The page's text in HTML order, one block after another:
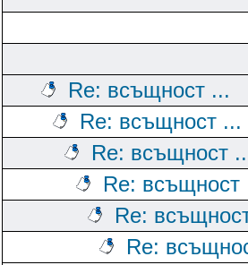
Re: всъщност ...
Re: всъщност ...
Re: всъщност
Re: всъщност
Re:
Re: